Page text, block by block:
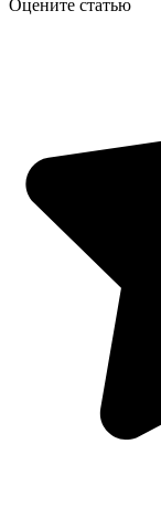
Оцените статью